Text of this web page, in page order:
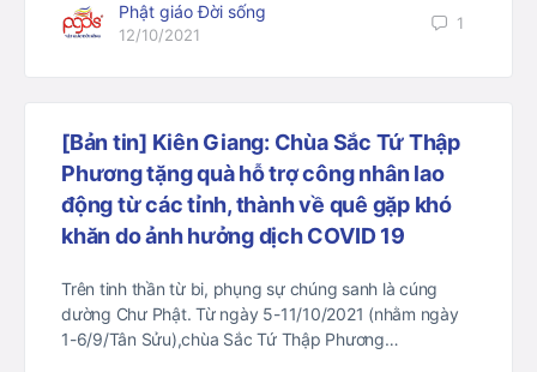
Phật giáo Đời sống
12/10/2021
1
[Bản tin] Kiên Giang: Chùa Sắc Tứ Thập
Phương tặng quà hỗ trợ công nhân lao
động từ các tỉnh, thành về quê gặp khó
khăn do ảnh hưởng dịch COVID 19
Trên tinh thần từ bi, phụng sự chúng sanh là cúng
dường Chư Phật. Từ ngày 5-11/10/2021 (nhằm ngày
1-6/9/Tân Sửu),chùa Sắc Tứ Thập Phương…